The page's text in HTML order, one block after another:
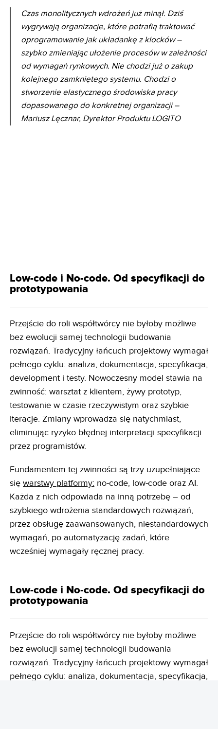
Czas monolitycznych wdrożeń już minął. Dziś
wygrywają organizacje, które potrafią traktować
oprogramowanie jak układankę z klocków –
szybko zmieniając ułożenie procesów w zależności
od wymagań rynkowych. Nie chodzi już o zakup
kolejnego zamkniętego systemu. Chodzi o
stworzenie elastycznego środowiska pracy
dopasowanego do konkretnej organizacji –
Mariusz Lęcznar, Dyrektor Produktu LOGITO
Low-code i No-code. Od specyfikacji do
prototypowania
Przejście do roli współtwórcy nie byłoby możliwe
bez ewolucji samej technologii budowania
rozwiązań. Tradycyjny łańcuch projektowy wymagał
pełnego cyklu: analiza, dokumentacja, specyfikacja,
development i testy. Nowoczesny model stawia na
zwinność: warsztat z klientem, żywy prototyp,
testowanie w czasie rzeczywistym oraz szybkie
iteracje. Zmiany wprowadza się natychmiast,
eliminując ryzyko błędnej interpretacji specyfikacji
przez programistów.
Fundamentem tej zwinności są trzy uzupełniające
się warstwy platformy: no-code, low-code oraz AI.
Każda z nich odpowiada na inną potrzebę – od
szybkiego wdrożenia standardowych rozwiązań,
przez obsługę zaawansowanych, niestandardowych
wymagań, po automatyzację zadań, które
wcześniej wymagały ręcznej pracy.
Low-code i No-code. Od specyfikacji do
prototypowania
Przejście do roli współtwórcy nie byłoby możliwe
bez ewolucji samej technologii budowania
rozwiązań. Tradycyjny łańcuch projektowy wymagał
pełnego cyklu: analiza, dokumentacja, specyfikacja,